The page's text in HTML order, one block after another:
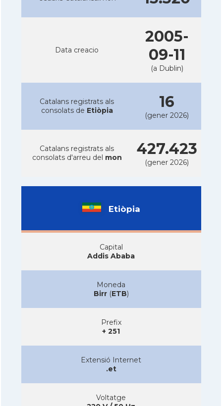
Data creacio
2005-
09-11
(a Dublin)
Catalans registrats als
consolats de Etiòpia 16
(gener 2026)
Catalans registrats als
consolats d'arreu del mon 427.423
(gener 2026)
Etiòpia
Capital
Addis Ababa
Moneda
Birr(ETB)
Prefix
+ 251
Extensió Internet
.et
Voltatge